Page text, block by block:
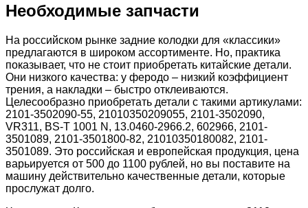
Необходимые запчасти
На российском рынке задние колодки для «классики»
предлагаются в широком ассортименте. Но, практика
показывает, что не стоит приобретать китайские детали.
Они низкого качества: у феродо – низкий коэффициент
трения, а накладки – быстро отклеиваются.
Целесообразно приобретать детали с такими артикулами:
2101-3502090-55, 21010350209055, 2101-3502090,
VR311, BS-T 1001 N, 13.0460-2966.2, 602966, 2101-
3501089, 2101-3501800-82, 21010350180082, 2101-
3501089. Это российская и европейская продукция, цена
варьируется от 500 до 1100 рублей, но вы поставите на
машину действительно качественные детали, которые
прослужат долго.